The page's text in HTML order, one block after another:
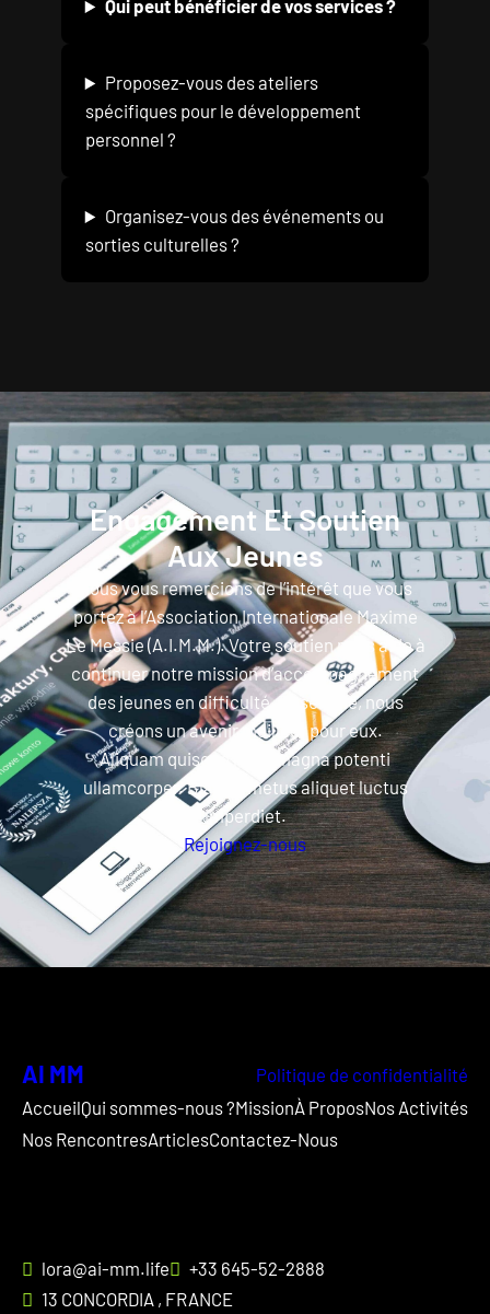
Qui peut bénéficier de vos services ?
Proposez-vous des ateliers
spécifiques pour le développement
personnel ?
Organisez-vous des événements ou
sorties culturelles ?
Engagement Et Soutien
Aux Jeunes
Nous vous remercions de l’intérêt que vous
portez à l’Association Internationale Maxime
Le Messie (A.I.M.M.). Votre soutien nous aide à
continuer notre mission d’accompagnement
des jeunes en difficulté. Ensemble, nous
créons un avenir meilleur pour eux.
Aliquam quisque nunc magna potenti
ullamcorper. Blandit metus aliquet luctus
imperdiet.
Rejoignez-nous
AI MM
Politique de confidentialité
AccueilQui sommes-nous ?MissionÀ ProposNos Activités
Nos RencontresArticlesContactez-Nous
lora@ai-mm.life
+33 645-52-2888
13 CONCORDIA , FRANCE